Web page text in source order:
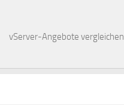
vServer-Angebote vergleichen